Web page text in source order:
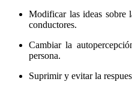
Modificar las ideas sobre
conductores.
Cambiar la
persona.
Suprimir y evitar la